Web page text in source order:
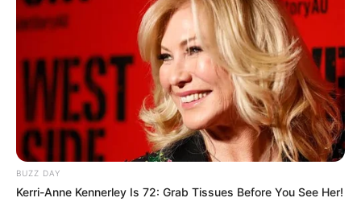
statt mit ihren Herdenarmeen so viele andere Menschen
zu ermorden?
weitere Kalauer
Quermania folgen: Impressum & Kontakt
Smartphone Startseite
BUZZ DAY
Kerri-Anne Kennerley Is 72: Grab Tissues Before You See Her!